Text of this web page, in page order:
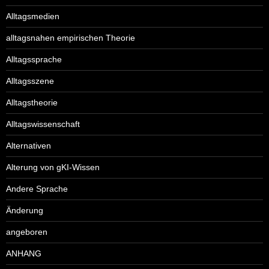
Alltagsmedien
alltagsnahen empirischen Theorie
Alltagssprache
Alltagsszene
Alltagstheorie
Alltagswissenschaft
Alternativen
Alterung von gKI-Wissen
Andere Sprache
Änderung
angeboren
ANHANG